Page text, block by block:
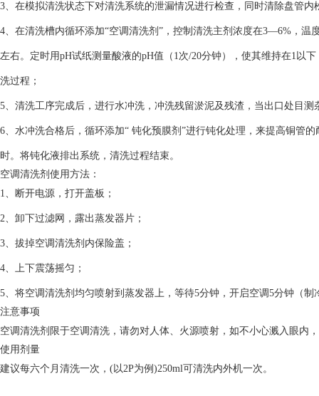
3、在模拟清洗状态下对清洗系统的泄漏情况进行检查，同时清除盘管
4、在清洗槽内循环添加“空调清洗剂”，控制清洗主剂浓度在3—6%，
左右。定时用pH试纸测量酸液的pH值（1次/20分钟），使其维持在1以
洗过程；
5、清洗工序完成后，进行水冲洗，冲洗残留淤泥及残渣，当出口处目
6、水冲洗合格后，循环添加“ 钝化预膜剂”进行钝化处理，来提高铜管
时。将钝化液排出系统，清洗过程结束。
空调清洗剂使用方法：
1、断开电源，打开盖板；
2、卸下过滤网，露出蒸发器片；
3、拔掉空调清洗剂内保险盖；
4、上下震荡摇匀；
5、将空调清洗剂均匀喷射到蒸发器上，等待5分钟，开启空调5分钟（制
注意事项
空调清洗剂限于空调清洗，请勿对人体、火源喷射，如不小心溅入眼内
使用剂量
建议每六个月清洗一次，(以2P为例)250ml可清洗内外机一次。